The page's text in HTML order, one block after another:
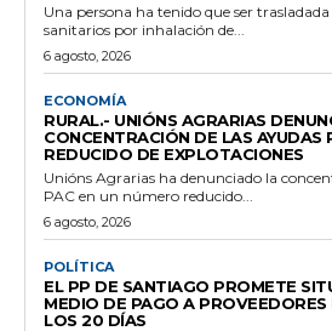
Una persona ha tenido que ser
sanitarios por inhalación de...
6 agosto, 2026
ECONOMÍA
RURAL.- UNIÓNS AGRARIAS
CONCENTRACIÓN DE LAS AYUDAS
REDUCIDO DE EXPLOTACIONES
Unións Agrarias ha denunciado la
PAC en un número reducido...
6 agosto, 2026
POLÍTICA
EL PP DE SANTIAGO PROMETE
MEDIO DE PAGO A
LOS 20 DÍAS